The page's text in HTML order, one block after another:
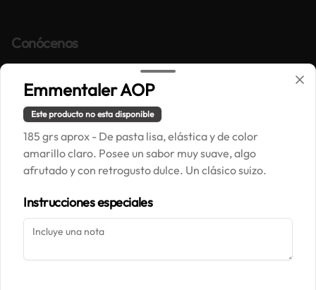
Conócenos
Correo: contacto@painpaillasse.cl
Términos y condiciones
Política de privacidad
Redes sociales
Instagram
Mi cuenta
Iniciar sesión
Emmentaler AOP
Este producto no esta disponible
185 grs aprox - De pasta lisa, elástica y de color
amarillo claro. Posee un sabor muy suave, algo
afrutado y con retrogusto dulce. Un clásico suizo.
Instrucciones especiales